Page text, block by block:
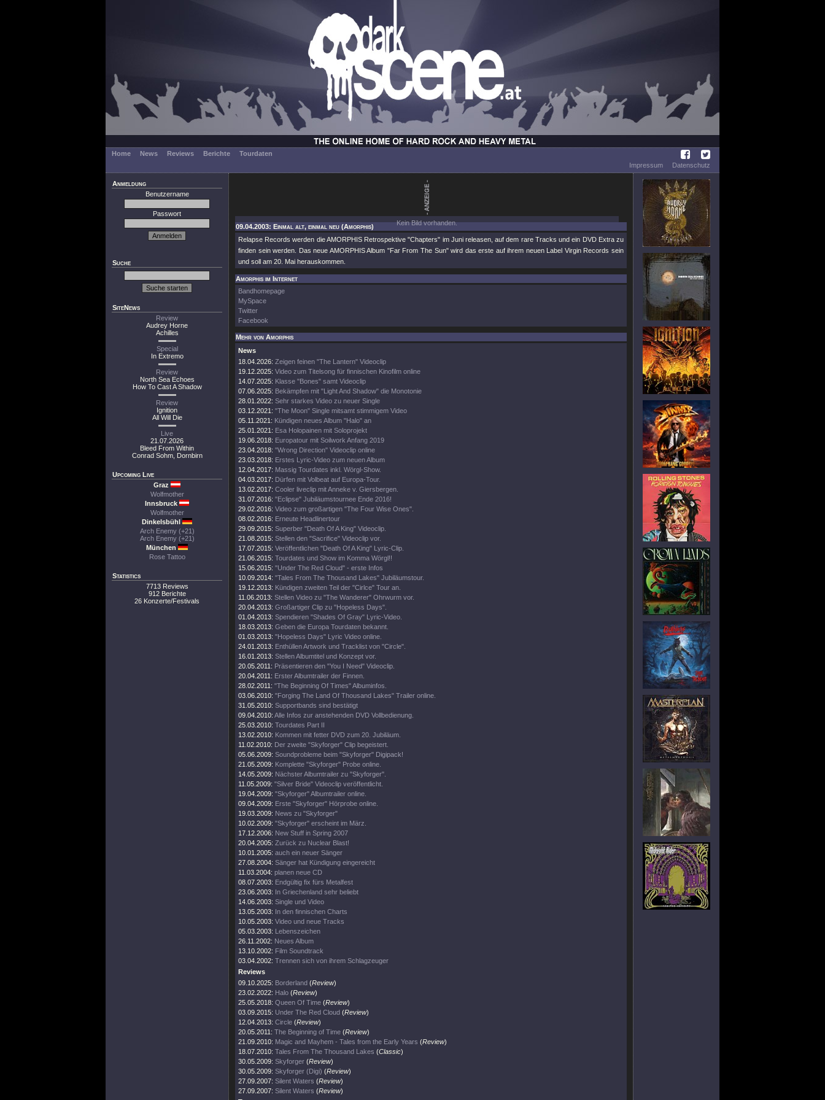
Home News Reviews Berichte
Tourdaten
Impressum
Datenschutz
Anmeldung
Benutzername
Passwort
Suche
SiteNews
Review
Audrey Horne
Achilles
Special
In Extremo
Review
North Sea Echoes
How To Cast A Shadow
Review
Ignition
All Will Die
Live
21.07.2026
Bleed From Within
Conrad Sohm, Dornbirn
Upcoming Live
Graz
Wolfmother
Innsbruck
Wolfmother
Dinkelsbühl
Arch Enemy (+21)
Arch Enemy (+21)
München
Rose Tattoo
Statistics
7713 Reviews
912 Berichte
26 Konzerte/Festivals
Kein Bild vorhanden.
09.04.2003: Einmal alt, einmal neu (Amorphis)
Relapse Records werden die AMORPHIS Retrospektive "Chapters" im Juni releasen, auf dem rare Tracks und ein DVD Extra zu
finden sein werden. Das neue AMORPHIS Album "Far From The Sun" wird das erste auf ihrem neuen Label Virgin Records sein
und soll am 20. Mai herauskommen.
Amorphis im Internet
Bandhomepage
MySpace
Twitter
Facebook
Mehr von Amorphis
News
18.04.2026: Zeigen feinen "The Lantern" Videoclip
19.12.2025: Video zum Titelsong für finnischen Kinofilm online
14.07.2025: Klasse "Bones" samt Videoclip
07.06.2025: Bekämpfen mit "Light And Shadow" die Monotonie
28.01.2022: Sehr starkes Video zu neuer Single
03.12.2021: "The Moon" Single mitsamt stimmigem Video
05.11.2021: Kündigen neues Album "Halo" an
25.01.2021: Esa Holopainen mit Soloprojekt
19.06.2018: Europatour mit Soilwork Anfang 2019
23.04.2018: "Wrong Direction" Videoclip online
23.03.2018: Erstes Lyric-Video zum neuen Album
12.04.2017: Massig Tourdates inkl. Wörgl-Show.
04.03.2017: Dürfen mit Volbeat auf Europa-Tour.
13.02.2017: Cooler liveclip mit Anneke v. Giersbergen.
31.07.2016: "Eclipse" Jubiläumstournee Ende 2016!
29.02.2016: Video zum großartigen "The Four Wise Ones".
08.02.2016: Erneute Headlinertour
29.09.2015: Superber "Death Of A King" Videoclip.
21.08.2015: Stellen den "Sacrifice" Videoclip vor.
17.07.2015: Veröffentlichen "Death Of A King" Lyric-Clip.
21.06.2015: Tourdates und Show im Komma Wörgl!!
15.06.2015: "Under The Red Cloud" - erste Infos
10.09.2014: "Tales From The Thousand Lakes" Jubiläumstour.
19.12.2013: Kündigen zweiten Teil der "Cirlce" Tour an.
11.06.2013: Stellen Video zu "The Wanderer" Ohrwurm vor.
20.04.2013: Großartiger Clip zu "Hopeless Days".
01.04.2013: Spendieren "Shades Of Gray" Lyric-Video.
18.03.2013: Geben die Europa Tourdaten bekannt.
01.03.2013: "Hopeless Days" Lyric Video online.
24.01.2013: Enthüllen Artwork und Tracklist von "Circle".
16.01.2013: Stellen Albumtitel und Konzept vor.
20.05.2011: Präsentieren den "You I Need" Videoclip.
20.04.2011: Erster Albumtrailer der Finnen.
28.02.2011: "The Beginning Of Times" Albuminfos.
03.06.2010: "Forging The Land Of Thousand Lakes" Trailer online.
31.05.2010: Supportbands sind bestätigt
09.04.2010: Alle Infos zur anstehenden DVD Vollbedienung.
25.03.2010: Tourdates Part II
13.02.2010: Kommen mit fetter DVD zum 20. Jubiläum.
11.02.2010: Der zweite "Skyforger" Clip begeistert.
05.06.2009: Soundprobleme beim "Skyforger" Digipack!
21.05.2009: Komplette "Skyforger" Probe online.
14.05.2009: Nächster Albumtrailer zu "Skyforger".
11.05.2009: "Silver Bride" Videoclip veröffentlicht.
19.04.2009: "Skyforger" Albumtrailer online.
09.04.2009: Erste "Skyforger" Hörprobe online.
19.03.2009: News zu "Skyforger"
10.02.2009: "Skyforger" erscheint im März.
17.12.2006: New Stuff in Spring 2007
20.04.2005: Zurück zu Nuclear Blast!
10.01.2005: auch ein neuer Sänger
27.08.2004: Sänger hat Kündigung eingereicht
11.03.2004: planen neue CD
08.07.2003: Endgültig fix fürs Metalfest
23.06.2003: In Griechenland sehr beliebt
14.06.2003: Single und Video
13.05.2003: In den finnischen Charts
10.05.2003: Video und neue Tracks
05.03.2003: Lebenszeichen
26.11.2002: Neues Album
13.10.2002: Film Soundtrack
03.04.2002: Trennen sich von ihrem Schlagzeuger
Reviews
09.10.2025: Borderland (Review)
23.02.2022: Halo (Review)
25.05.2018: Queen Of Time (Review)
03.09.2015: Under The Red Cloud (Review)
12.04.2013: Circle (Review)
20.05.2011: The Beginning of Time (Review)
21.09.2010: Magic and Mayhem - Tales from the Early Years (Review)
18.07.2010: Tales From The Thousand Lakes (Classic)
30.05.2009: Skyforger (Review)
30.05.2009: Skyforger (Digi) (Review)
27.09.2007: Silent Waters (Review)
27.09.2007: Silent Waters (Review)